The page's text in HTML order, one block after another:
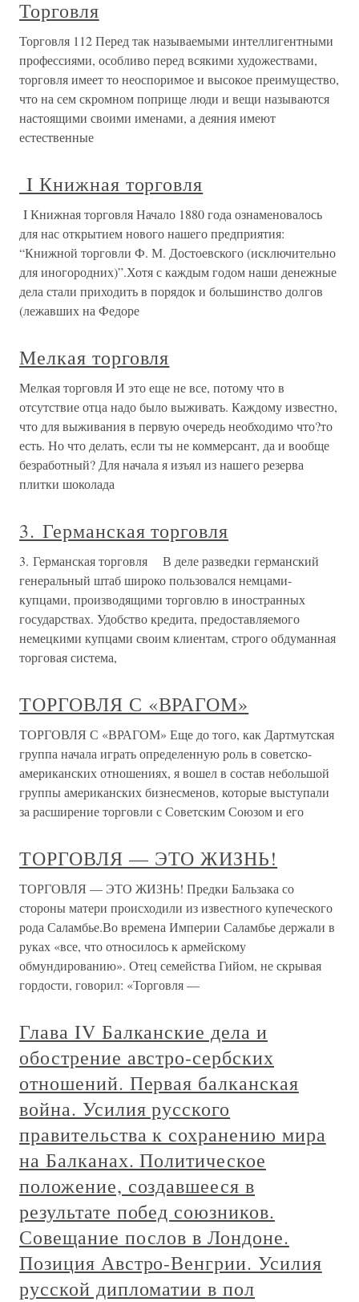
Торговля
Торговля 112 Перед так называемыми интеллигентными
профессиями, особливо перед всякими художествами,
торговля имеет то неоспоримое и высокое преимущество,
что на сем скромном поприще люди и вещи называются
настоящими своими именами, а деяния имеют
естественные
I Книжная торговля
I Книжная торговля Начало 1880 года ознаменовалось
для нас открытием нового нашего предприятия:
“Книжной торговли Ф. М. Достоевского (исключительно
для иногородних)”.Хотя с каждым годом наши денежные
дела стали приходить в порядок и большинство долгов
(лежавших на Федоре
Мелкая торговля
Мелкая торговля И это еще не все, потому что в
отсутствие отца надо было выживать. Каждому известно,
что для выживания в первую очередь необходимо что?то
есть. Но что делать, если ты не коммерсант, да и вообще
безработный? Для начала я изъял из нашего резерва
плитки шоколада
3. Германская торговля
3. Германская торговля В деле разведки германский
генеральный штаб широко пользовался немцами-
купцами, производящими торговлю в иностранных
государствах. Удобство кредита, предоставляемого
немецкими купцами своим клиентам, строго обдуманная
торговая система,
ТОРГОВЛЯ С «ВРАГОМ»
ТОРГОВЛЯ С «ВРАГОМ» Еще до того, как Дартмутская
группа начала играть определенную роль в советско-
американских отношениях, я вошел в состав небольшой
группы американских бизнесменов, которые выступали
за расширение торговли с Советским Союзом и его
ТОРГОВЛЯ — ЭТО ЖИЗНЬ!
ТОРГОВЛЯ — ЭТО ЖИЗНЬ! Предки Бальзака со
стороны матери происходили из известного купеческого
рода Саламбье.Во времена Империи Саламбье держали в
руках «все, что относилось к армейскому
обмундированию». Отец семейства Гийом, не скрывая
гордости, говорил: «Торговля —
Глава IV Балканские дела и
обострение австро-сербских
отношений. Первая балканская
война. Усилия русского
правительства к сохранению мира
на Балканах. Политическое
положение, создавшееся в
результате побед союзников.
Совещание послов в Лондоне.
Позиция Австро-Венгрии. Усилия
русской дипломатии в пол